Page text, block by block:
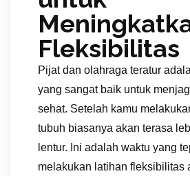
Fleksibilitas
Pijat dan olahraga teratur
yang sangat baik untuk
sehat. Setelah kamu
tubuh biasanya akan terasa
lentur. Ini adalah waktu yang
melakukan latihan fleksibilitas